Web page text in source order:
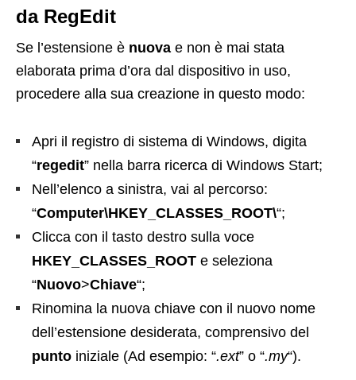
da RegEdit
Se l’estensione è nuova e non è mai stata
elaborata prima d’ora dal dispositivo in uso,
procedere alla sua creazione in questo modo:
Apri il registro di sistema di Windows, digita
“regedit” nella barra ricerca di Windows Start;
Nell’elenco a sinistra, vai al percorso:
“Computer\HKEY_CLASSES_ROOT\“;
Clicca con il tasto destro sulla voce
HKEY_CLASSES_ROOT e seleziona
“Nuovo>Chiave“;
Rinomina la nuova chiave con il nuovo nome
dell’estensione desiderata, comprensivo del
punto iniziale (Ad esempio: “.ext” o “.my“).